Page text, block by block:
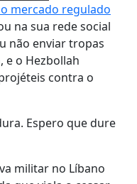
mercado regulado
na sua rede social
não enviar tropas
e o Hezbollah
contra o
Espero que dure
militar no Líbano